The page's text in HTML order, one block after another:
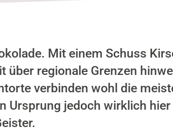
Mit einem Schuss
über regionale Grenzen
verbinden wohl die
Ursprung jedoch wirklich